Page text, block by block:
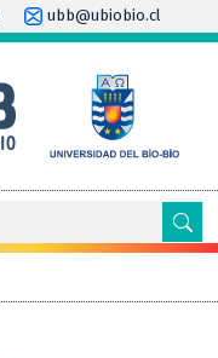
ubb@ubiobio.cl